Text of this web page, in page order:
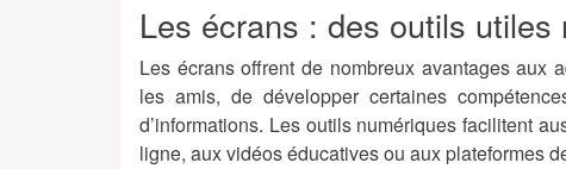
Les écrans : des outils
Les écrans offrent de nombreux avantages aux
les amis, de développer certaines
d’informations. Les outils numériques facilitent
ligne, aux vidéos éducatives ou aux plateformes